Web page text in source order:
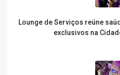
Lounge de Serviços reúne
exclusivos na